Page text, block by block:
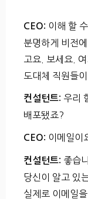
CEO: 이해 할
분명하게 비전
고요. 보세요.
도대체 직원들
컨설턴트: 우리
배포됐죠?
CEO: 이메일이
컨설턴트: 좋습
당신이 알고 있
실제로 이메일